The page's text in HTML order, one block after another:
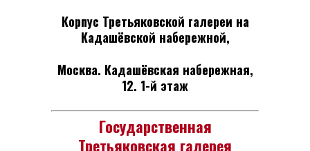
Корпус Третьяковской галереи на
Кадашёвской набережной,
Москва. Кадашёвская набережная,
12. 1-й этаж
Государственная
Третьяковская галерея